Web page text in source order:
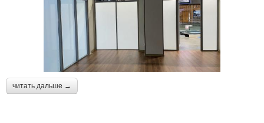
читать дальше →